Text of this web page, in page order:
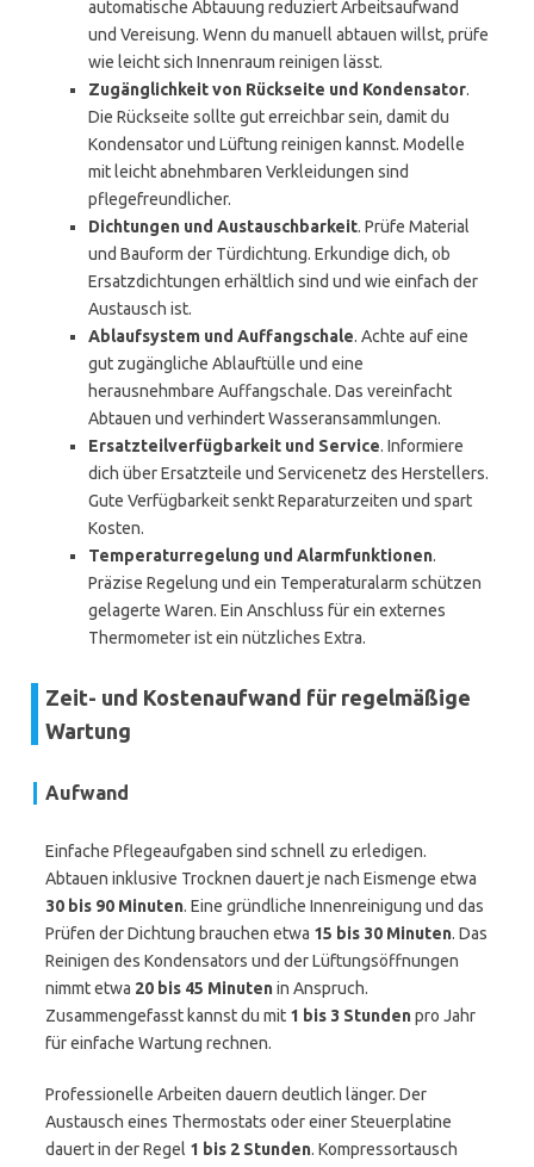
automatische Abtauung reduziert Arbeitsaufwand
und Vereisung. Wenn du manuell abtauen willst, prüfe
wie leicht sich Innenraum reinigen lässt.
Zugänglichkeit von Rückseite und Kondensator.
Die Rückseite sollte gut erreichbar sein, damit du
Kondensator und Lüftung reinigen kannst. Modelle
mit leicht abnehmbaren Verkleidungen sind
pflegefreundlicher.
Dichtungen und Austauschbarkeit. Prüfe Material
und Bauform der Türdichtung. Erkundige dich, ob
Ersatzdichtungen erhältlich sind und wie einfach der
Austausch ist.
Ablaufsystem und Auffangschale. Achte auf eine
gut zugängliche Ablauftülle und eine
herausnehmbare Auffangschale. Das vereinfacht
Abtauen und verhindert Wasseransammlungen.
Ersatzteilverfügbarkeit und Service. Informiere
dich über Ersatzteile und Servicenetz des Herstellers.
Gute Verfügbarkeit senkt Reparaturzeiten und spart
Kosten.
Temperaturregelung und Alarmfunktionen.
Präzise Regelung und ein Temperaturalarm schützen
gelagerte Waren. Ein Anschluss für ein externes
Thermometer ist ein nützliches Extra.
Zeit- und Kostenaufwand für regelmäßige
Wartung
Aufwand
Einfache Pflegeaufgaben sind schnell zu erledigen.
Abtauen inklusive Trocknen dauert je nach Eismenge etwa
30 bis 90 Minuten. Eine gründliche Innenreinigung und das
Prüfen der Dichtung brauchen etwa 15 bis 30 Minuten. Das
Reinigen des Kondensators und der Lüftungsöffnungen
nimmt etwa 20 bis 45 Minutenin Anspruch.
Zusammengefasst kannst du mit 1 bis 3 Stundenpro Jahr
für einfache Wartung rechnen.
Professionelle Arbeiten dauern deutlich länger. Der
Austausch eines Thermostats oder einer Steuerplatine
dauert in der Regel 1 bis 2 Stunden. Kompressortausch